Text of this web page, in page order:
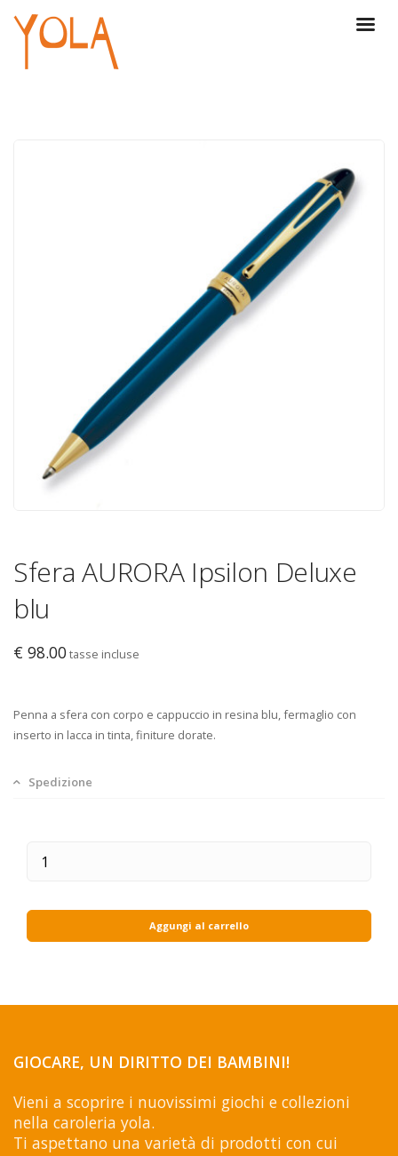
Sfera AURORA Ipsilon Deluxe
blu
€ 98.00tasse incluse
Penna a sfera con corpo e cappuccio in resina blu, fermaglio con
inserto in lacca in tinta, finiture dorate.
Spedizione
Aggungi al carrello
GIOCARE, UN DIRITTO DEI BAMBINI!
Vieni a scoprire i nuovissimi giochi e collezioni
nella caroleria yola.
Ti aspettano una varietà di prodotti con cui